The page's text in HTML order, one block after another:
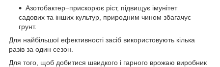
Азотобактер−прискорює ріст, підвищує імунітет
садових та інших культур, природним чином збагачує
грунт.
Для найбільшої ефективності засіб використовують кілька
разів за один сезон.
Для того, щоб добитися швидкого і гарного врожаю виробник